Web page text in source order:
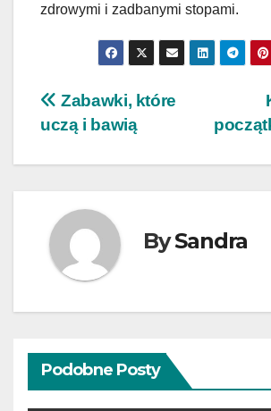
zdrowymi i zadbanymi stopami.
Nawigacja
wpisu
Zabawki, które
uczą i bawią
BySandra
Podobne Posty